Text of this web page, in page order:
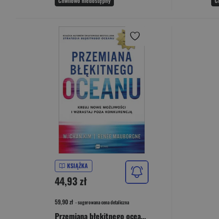
KSIĄŻKA
44,93 zł
59,90 zł - sugerowana cena detaliczna
Przemiana błękitnego oceanu Buduj pewność siebie, kreuj nowe możliwości i wzrastaj poza konkurencją